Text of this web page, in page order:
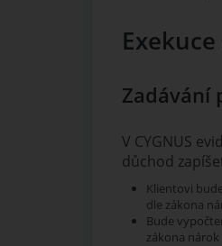
Exekuce
Zadávání
V CYGNUS
důchod
Klientovi
dle zákona
Bude
zákona nárok